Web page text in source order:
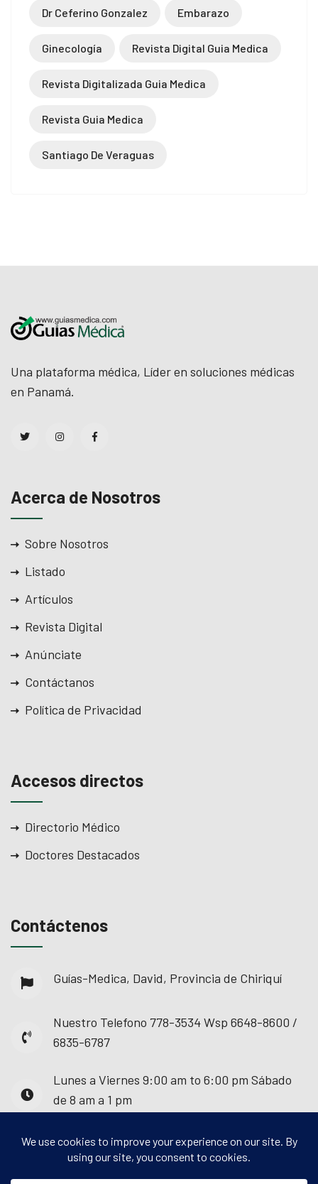
Dr Ceferino Gonzalez Embarazo
Ginecología Revista Digital Guia Medica
Revista Digitalizada Guia Medica
Revista Guia Medica
Santiago De Veraguas
Una plataforma médica, Líder en soluciones médicas
en Panamá.
Acerca de Nosotros
Sobre Nosotros
Listado
Artículos
Revista Digital
Anúnciate
Contáctanos
Política de Privacidad
Accesos directos
Directorio Médico
Doctores Destacados
Contáctenos
Guías-Medica, David, Provincia de Chiriquí
Nuestro Telefono 778-3534 Wsp 6648-8600 /
6835-6787
Lunes a Viernes 9:00 am to 6:00 pm Sábado
de 8 am a 1 pm